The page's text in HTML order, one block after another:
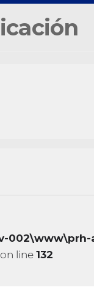
002\www\prh-
on line 132